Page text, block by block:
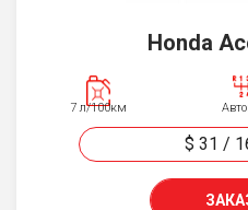
Honda
7 л/100км
$ 31 /